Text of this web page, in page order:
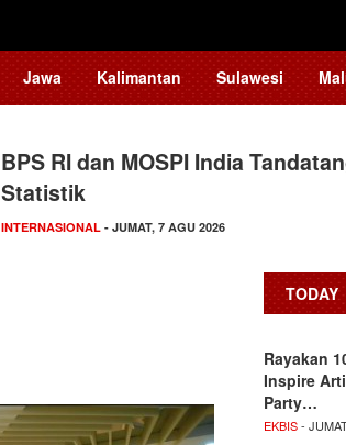
Jawa Kalimantan Sulawesi
BPS RI dan MOSPI India
Statistik
INTERNASIONAL - JUMAT, 7 AGU 2026
TODAY
Rayakan
Inspire
Party…
EKBIS-